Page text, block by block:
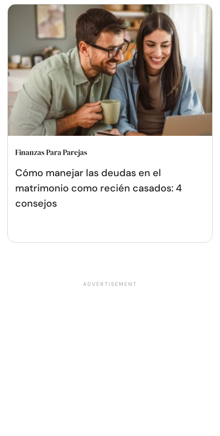
Finanzas Para Parejas
Cómo manejar las deudas en el
matrimonio como recién casados: 4
consejos